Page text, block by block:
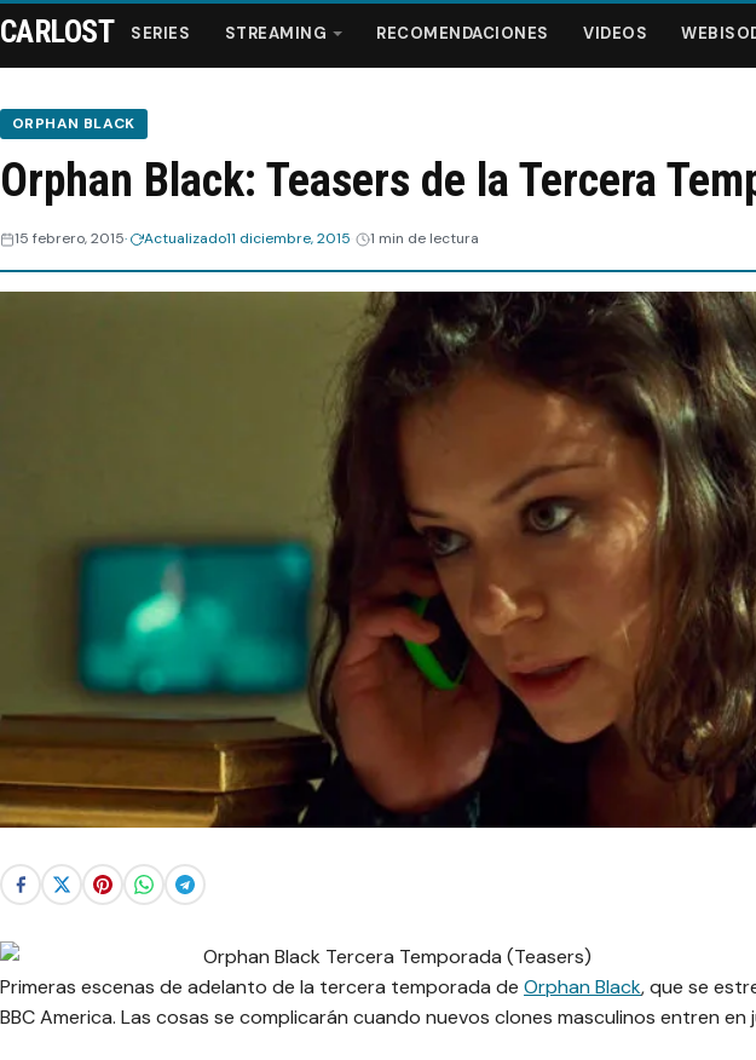
Series
Streaming
CARLOST SERIES STREAMING RECOMENDACIONES VIDEOS
ORPHAN BLACK
Orphan Black: Teasers de la Tercera
15 febrero, 2015 Actualizado11 diciembre, 2015 1 min de lectura
Primeras escenas de adelanto de la tercera temporada de Orphan Black, que se
BBC America. Las cosas se complicarán cuando nuevos clones masculinos entren en